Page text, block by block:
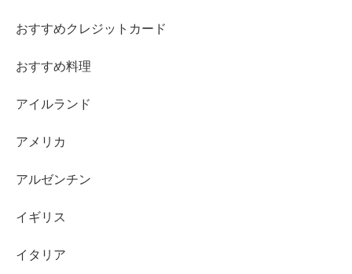
おすすめクレジットカード
おすすめ料理
アイルランド
アメリカ
アルゼンチン
イギリス
イタリア